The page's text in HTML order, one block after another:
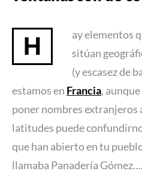
H
ay elementos
sitúan
(y escasez de
estamos en Francia,
poner nombres extranjeros
latitudes puede
que han abierto en tu
llamaba Panadería Gómez….